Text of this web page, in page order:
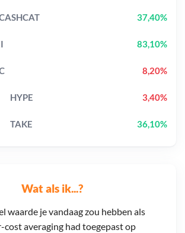
Wat als ik...?
waarde je vandaag zou hebben als
cost averaging had toegepast op
37,40%
83,10%
8,20%
HYPE 3,40%
TAKE 36,10%